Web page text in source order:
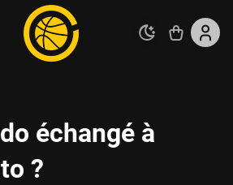
échangé à
?